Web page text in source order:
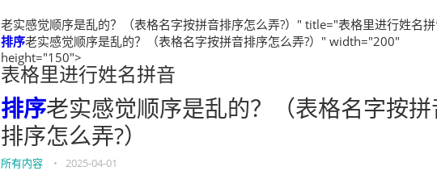
老实感觉顺序是乱的？（表格名字按拼音排序怎么弄?）" title="表格里进行姓名
排序老实感觉顺序是乱的？（表格名字按拼音排序怎么弄?）" width="200"
height="150">
表格里进行姓名拼音
排序老实感觉顺序是乱的？（表格名字按拼
排序怎么弄?）
所有内容 • 2025-04-01